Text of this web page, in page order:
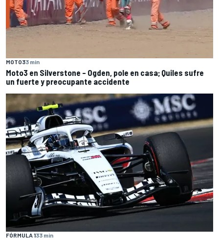
MOTO33 min
Moto3 en Silverstone – Ogden, pole en casa; Quiles sufre
un fuerte y preocupante accidente
FÓRMULA 133 min